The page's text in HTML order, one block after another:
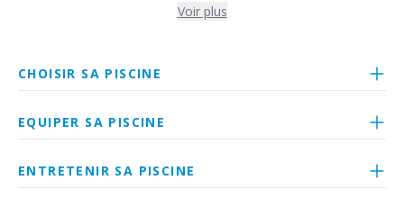
Voir plus
CHOISIR SA PISCINE
EQUIPER SA PISCINE
ENTRETENIR SA PISCINE